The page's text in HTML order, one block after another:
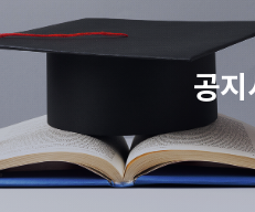
공